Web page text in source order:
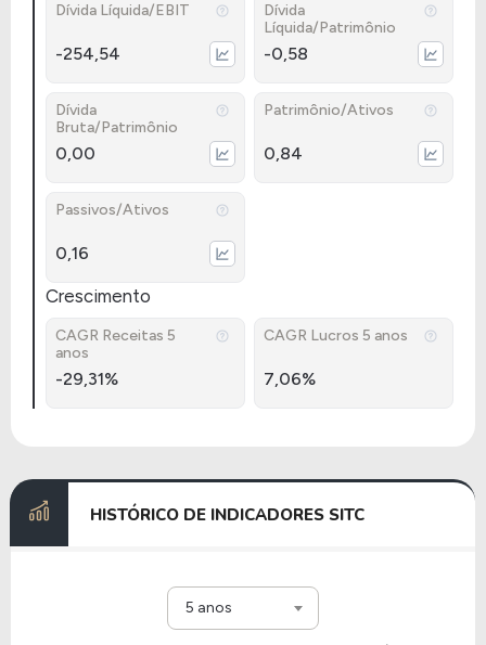
Dívida Líquida/EBIT
-254,54
Dívida
Líquida/Patrimônio
-0,58
Dívida
Bruta/Patrimônio
0,00
Patrimônio/Ativos
0,84
Passivos/Ativos
0,16
Crescimento
CAGR Receitas 5
anos
-29,31%
CAGR Lucros 5 anos
7,06%
HISTÓRICO DE INDICADORES SITC
5 anos